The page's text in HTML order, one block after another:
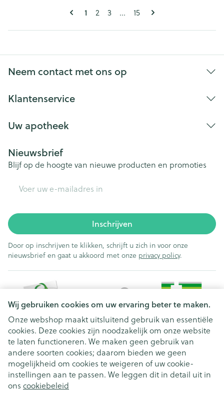
Wij gebruiken cookies om uw ervaring beter te maken.
Onze webshop maakt uitsluitend gebruik van essentiële
cookies. Deze cookies zijn noodzakelijk om onze website
te laten functioneren. We maken geen gebruik van
andere soorten cookies; daarom bieden we geen
mogelijkheid om cookies te weigeren of uw cookie-
instellingen aan te passen. We leggen dit in detail uit in
ons cookiebeleid
Pagina's
U lees momenteel pagina
1 Pagina
2 Pagina
3 ... Pagina
15
Neem contact met ons op
Klantenservice
Uw apotheek
Nieuwsbrief
Blijf op de hoogte van nieuwe producten en promoties
Inschrijven
Door op inschrijven te klikken, schrijft u zich in voor onze
nieuwsbrief en gaat u akkoord met onze privacy policy.
Juridische links